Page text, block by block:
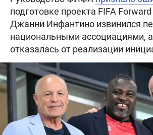
подготовке проекта FIFA
Джанни Инфантино извинился
национальными ассоциациями,
отказалась от реализации